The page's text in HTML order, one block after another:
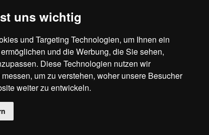
uns wichtig
und Targeting Technologien, um Ihnen ein
und die Werbung, die Sie sehen,
Diese Technologien nutzen wir
um zu verstehen, woher unsere Besucher
weiter zu entwickeln.
Leicht bewölkt
Wolkig
Leicht bewölkt
Aktuelles Wetter ansehen